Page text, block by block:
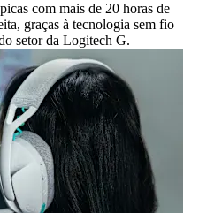
com mais de 20 horas de
graças à tecnologia sem fio
setor da Logitech G.